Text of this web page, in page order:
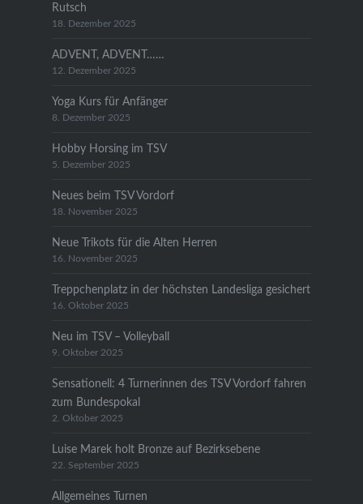
Rutsch
18. Dezember 2025
ADVENT, ADVENT……
12. Dezember 2025
Yoga Kurs für Anfänger
8. Dezember 2025
Hobby Horsing im TSV
5. Dezember 2025
Neues beim TSV Vordorf
18. November 2025
Neue Trikots für die Alten Herren
16. November 2025
Treppchenplatz in der höchsten Landesliga gesichert
16. Oktober 2025
Neu im TSV – Volleyball
9. Oktober 2025
Sensationell: 4 Turnerinnen des TSV Vordorf fahren
zum Bundespokal
2. Oktober 2025
Luise Marek holt Bronze auf Bezirksebene
22. September 2025
Allgemeines Turnen